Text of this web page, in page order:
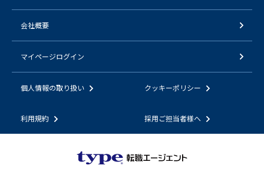
会社概要
マイページログイン
個人情報の取り扱い クッキーポリシー
利用規約 採用ご担当者様へ